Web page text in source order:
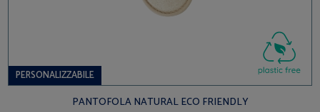
PERSONALIZZABILE
PANTOFOLA NATURAL ECO FRIENDLY